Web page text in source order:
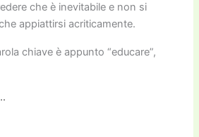
che è inevitabile e non si
appiattirsi acriticamente.
chiave è appunto “educare”,